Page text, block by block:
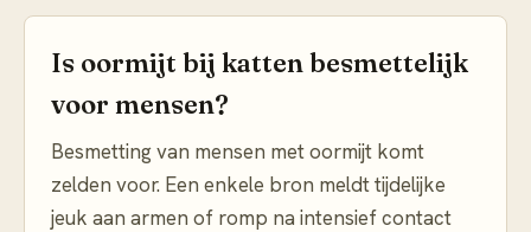
Is oormijt bij katten besmettelijk
voor mensen?
Besmetting van mensen met oormijt komt
zelden voor. Een enkele bron meldt tijdelijke
jeuk aan armen of romp na intensief contact